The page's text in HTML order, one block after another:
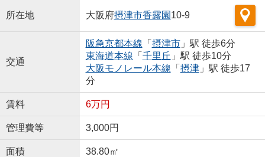
所在地 大阪府摂津市香露園 10-9
交通
阪急京都本線 「 摂津市」駅 徒歩6分
東海道本線 「 千里丘 」駅 徒歩10分
大阪モノレール本線 「 摂津」駅 徒歩17
分
賃料 6万円
管理費等 3,000円
面積 38.80㎡